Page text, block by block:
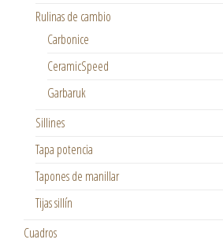
Rulinas de cambio
Carbonice
CeramicSpeed
Garbaruk
Sillines
Tapa potencia
Tapones de manillar
Tijas sillín
Cuadros